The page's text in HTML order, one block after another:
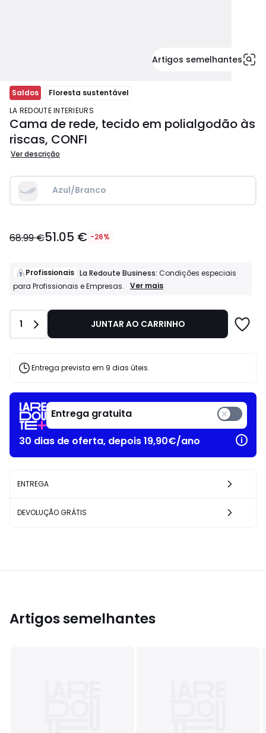
Artigos semelhantes
Saldos
Floresta sustentável
LA REDOUTE INTERIEURS
Cama de rede, tecido em polialgodão às
riscas, CONFI
Ver descrição
Azul/Branco
€
de
68.99
26%
desconto
68.99 €51.05 € -26%
Profissionais La Redoute Business: Condições especiais
para Profissionais e Empresas.
Profissionais
Condições
e
Ver mais
Quantidade
1 JUNTAR AO CARRINHO
Entrega prevista em 9 dias úteis.
Entrega gratuita
30 dias de oferta, depois 19,90€/ano
ENTREGA
DEVOLUÇÃO GRÁTIS
Artigos semelhantes